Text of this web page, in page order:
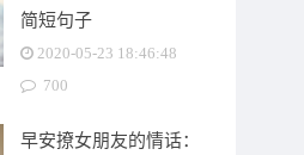
简短句子
2020-05-23 18:46:48
700
早安撩女朋友的情话：